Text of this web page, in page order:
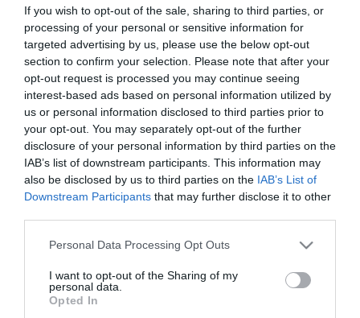
If you wish to opt-out of the sale, sharing to third parties, or
processing of your personal or sensitive information for
targeted advertising by us, please use the below opt-out
section to confirm your selection. Please note that after your
opt-out request is processed you may continue seeing
interest-based ads based on personal information utilized by
us or personal information disclosed to third parties prior to
your opt-out. You may separately opt-out of the further
disclosure of your personal information by third parties on the
IAB’s list of downstream participants. This information may
also be disclosed by us to third parties on the IAB’s List of
Downstream Participants that may further disclose it to other
Please note that this website/app uses one or more Google
not limited to your visit or usage behaviour. You may click to
grant or deny consent to Google and its third-party tags to
use your data for below specified purposes in below Google
Personal Data Processing Opt Outs
I want to opt-out of the Sharing of my
personal data.
Opted In
60-70 δισ. Ο κ. Παπαδόπουλος τόνισε την […]